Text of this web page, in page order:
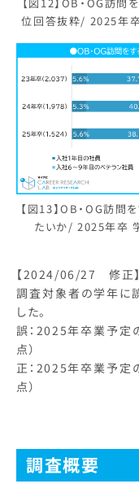
位回答抜粋/ 2025年
【図13】OB・OG訪問
たいか/ 2025年卒
【2024/06/27 修正】
調査対象者の学年に
した。
誤：2025年卒業予定
点）
正：2025年卒業予定
点）
調査概要